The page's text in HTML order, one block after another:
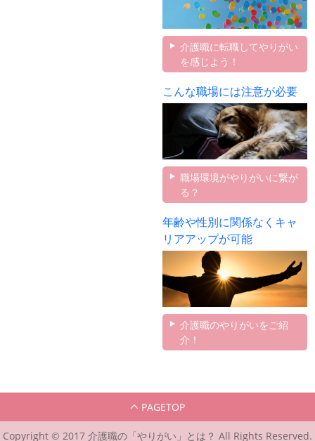
介護職に転職してやりがい
を感じよう！
こんな職場には注意が必要
職場環境がやりがいに繋が
る？
年齢や性別に関係なくキャ
リアアップが可能
介護職のやりがいをご紹
介！
PAGETOP
Copyright © 2017 介護職の「やりがい」とは？ All Rights Reserved.